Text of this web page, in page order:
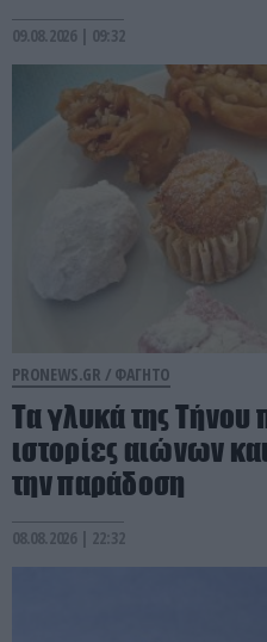
09.08.2026 | 09:32
PRONEWS.GR / ΦΑΓΗΤΟ
Τα γλυκά της Τήνου
ιστορίες αιώνων
την παράδοση
08.08.2026 | 22:32